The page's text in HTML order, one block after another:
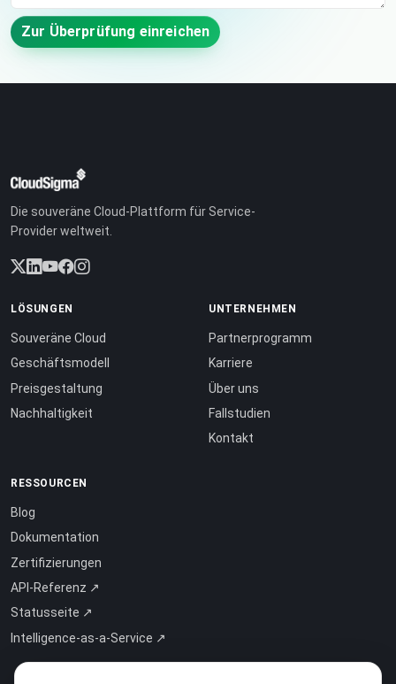
Zur Überprüfung einreichen
Die souveräne Cloud-Plattform für Service-
Provider weltweit.
LÖSUNGEN
Souveräne Cloud
Geschäftsmodell
Preisgestaltung
Nachhaltigkeit
UNTERNEHMEN
Partnerprogramm
Karriere
Über uns
Fallstudien
Kontakt
RESSOURCEN
Blog
Dokumentation
Zertifizierungen
API-Referenz ↗
Statusseite ↗
Intelligence-as-a-Service ↗